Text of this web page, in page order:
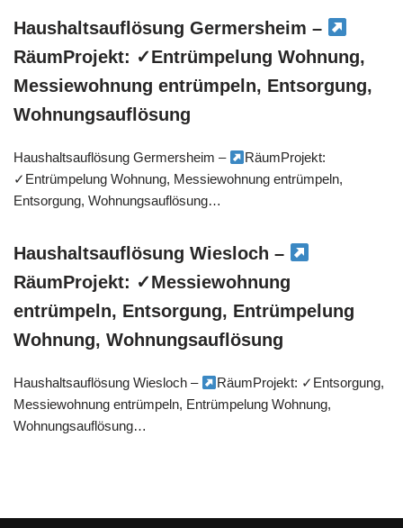
Haushaltsauflösung Germersheim –
RäumProjekt: ✓Entrümpelung Wohnung,
Messiewohnung entrümpeln, Entsorgung,
Wohnungsauflösung
Haushaltsauflösung Germersheim –
RäumProjekt:
✓Entrümpelung Wohnung, Messiewohnung entrümpeln,
Entsorgung, Wohnungsauflösung…
Haushaltsauflösung Wiesloch –
RäumProjekt: ✓Messiewohnung
entrümpeln, Entsorgung, Entrümpelung
Wohnung, Wohnungsauflösung
Haushaltsauflösung Wiesloch –
RäumProjekt: ✓Entsorgung,
Messiewohnung entrümpeln, Entrümpelung Wohnung,
Wohnungsauflösung…